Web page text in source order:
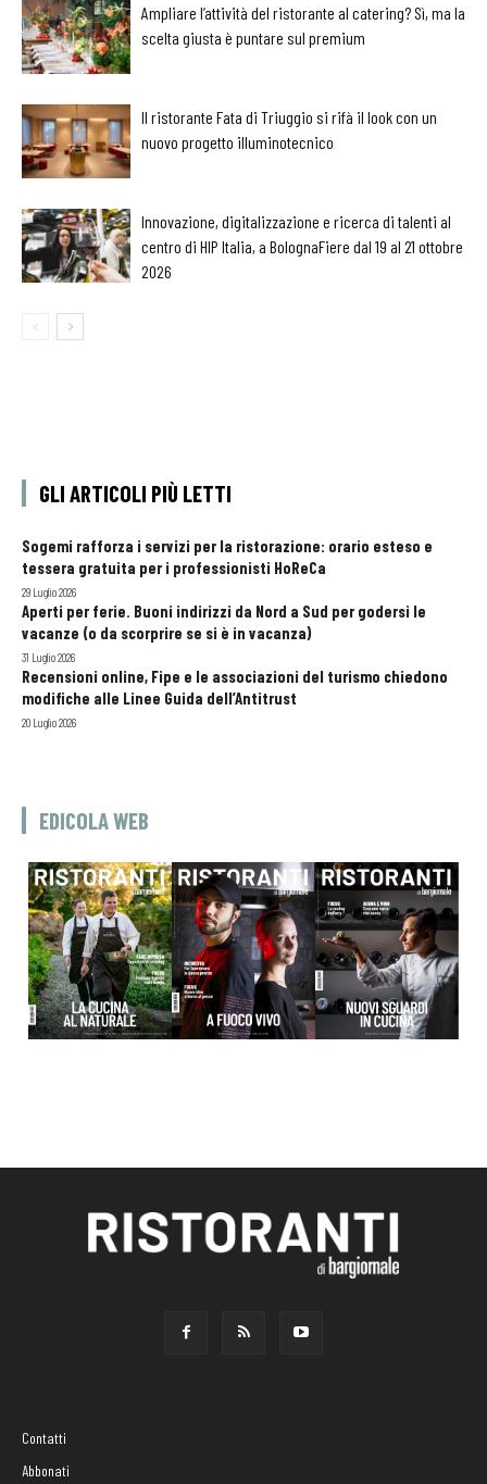
Ampliare l’attività del ristorante al catering? Sì, ma la
scelta giusta è puntare sul premium
Il ristorante Fata di Triuggio si rifà il look con un
nuovo progetto illuminotecnico
Innovazione, digitalizzazione e ricerca di talenti al
centro di HIP Italia, a BolognaFiere dal 19 al 21 ottobre
2026
GLI ARTICOLI PIÙ LETTI
Sogemi rafforza i servizi per la ristorazione: orario esteso e
tessera gratuita per i professionisti HoReCa
29 Luglio 2026
Aperti per ferie. Buoni indirizzi da Nord a Sud per godersi le
vacanze (o da scorprire se si è in vacanza)
31 Luglio 2026
Recensioni online, Fipe e le associazioni del turismo chiedono
modifiche alle Linee Guida dell’Antitrust
20 Luglio 2026
EDICOLA WEB
Contatti
Abbonati